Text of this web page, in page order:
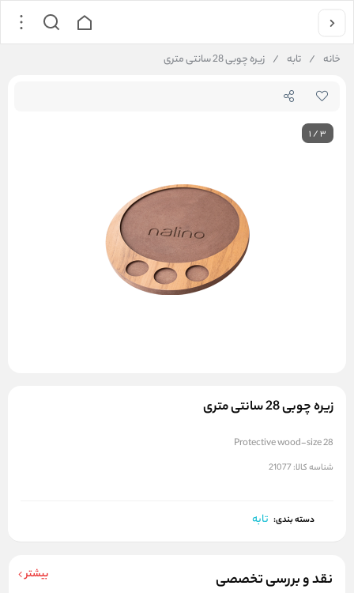
خانه / تابه / زیره چوبی 28 سانتی متری
1/3
زیره چوبی 28 سانتی متری
Protective wood-size 28
شناسه کالا: 21077
دسته بندی: تابه
نقد و بررسی تخصصی بیشتر